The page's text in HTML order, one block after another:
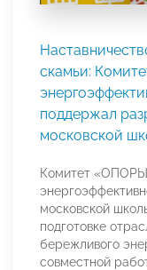
скамьи:
поддержал
московской
Комитет
московской
подготовке
бережливого
совместной